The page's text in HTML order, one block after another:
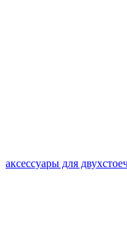
аксессуары для